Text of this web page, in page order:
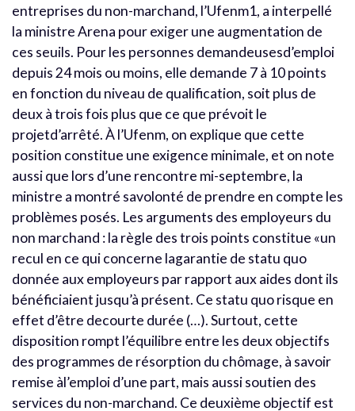
entreprises du non-marchand, l’Ufenm1, a interpellé
la ministre Arena pour exiger une augmentation de
ces seuils. Pour les personnes demandeusesd’emploi
depuis 24 mois ou moins, elle demande 7 à 10 points
en fonction du niveau de qualification, soit plus de
deux à trois fois plus que ce que prévoit le
projetd’arrêté. À l’Ufenm, on explique que cette
position constitue une exigence minimale, et on note
aussi que lors d’une rencontre mi-septembre, la
ministre a montré savolonté de prendre en compte les
problèmes posés. Les arguments des employeurs du
non marchand : la règle des trois points constitue «un
recul en ce qui concerne lagarantie de statu quo
donnée aux employeurs par rapport aux aides dont ils
bénéficiaient jusqu’à présent. Ce statu quo risque en
effet d’être decourte durée (…). Surtout, cette
disposition rompt l’équilibre entre les deux objectifs
des programmes de résorption du chômage, à savoir
remise àl’emploi d’une part, mais aussi soutien des
services du non-marchand. Ce deuxième objectif est